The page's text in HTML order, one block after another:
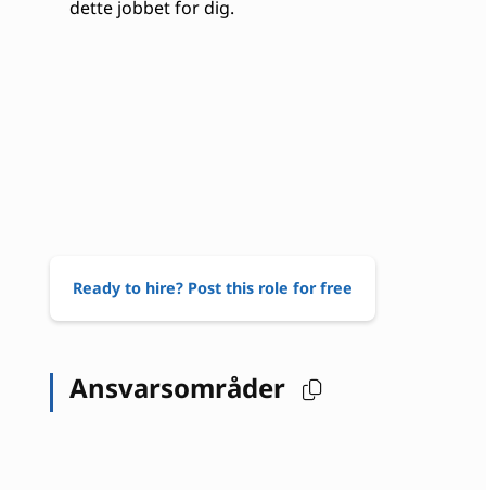
dette jobbet for dig.
Ready to hire? Post this role for free
Ansvarsområder